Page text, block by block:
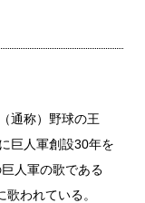
通称）野球の王
巨人軍創設30年を
人軍の歌である
われている。